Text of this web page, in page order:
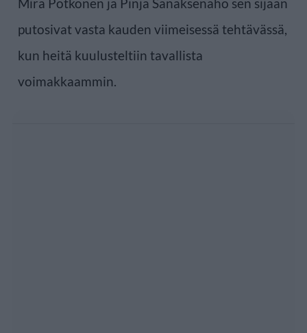
putosivat vasta kauden viimeisessä tehtävässä,
kun heitä kuulusteltiin tavallista
voimakkaammin.